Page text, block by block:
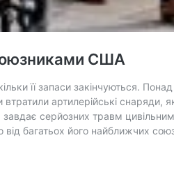
США
її запаси закінчуються.
артилерійські снаряди,
серйозних травм
багатьох його найближчих